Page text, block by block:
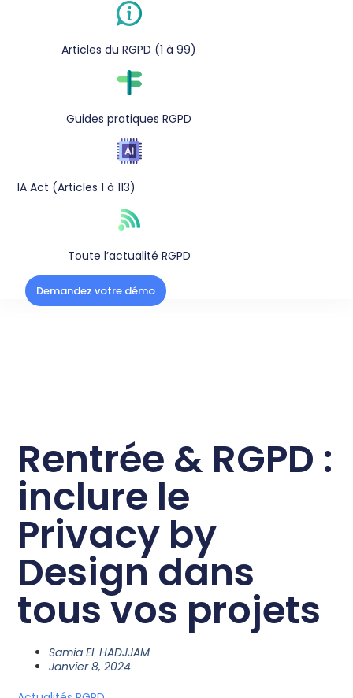
Articles du RGPD (1 à 99)
Guides pratiques RGPD
IA Act (Articles 1 à 113)
Toute l’actualité RGPD
Demandez votre démo
Rentrée & RGPD :
inclure le
Privacy by
Design dans
tous vos projets
Samia EL HADJJAM
Janvier 8, 2024